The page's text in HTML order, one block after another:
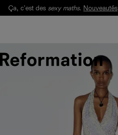
Ça, c'est des sexy maths. Nouveautés